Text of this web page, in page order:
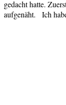
gedacht hatte.
aufgenäht. Ich